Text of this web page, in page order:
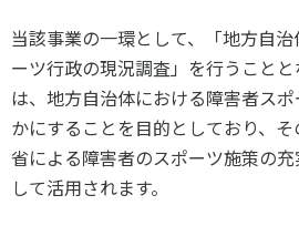
お問い合
スポーツライフ・データ
スポーツ白書
政策提言
子どものスポーツ
障害者スポーツ
当該事業の一環として、「地方自
ーツ行政の現況調査」を行うこと
は、地方自治体における障害者ス
かにすることを目的としており、
省による障害者のスポーツ施策の
して活用されます。